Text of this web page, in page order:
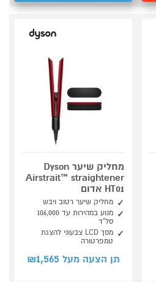
מחליק שיער Dyson
Airstrait™ straightener
HT01 אדום
מחליק שיער רטוב ויבש
מנוע במהירות עד 106,000
סל"ד
מסך LCD צבעוני להצגת
טמפרטורה
תן הצעה מעל ₪ 1,565